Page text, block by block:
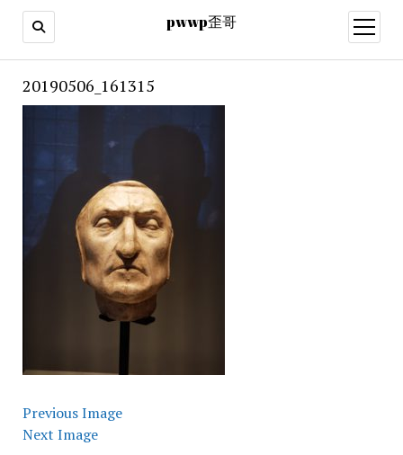
pwwp歪哥
open
menu
20190506_161315
Previous Image
Next Image